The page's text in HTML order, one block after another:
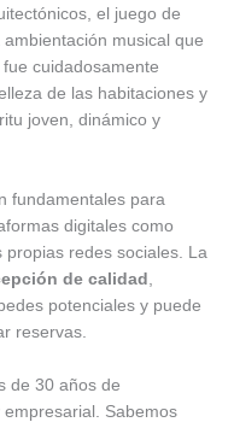
el juego de
musical que
cuidadosamente
de las habitaciones y
joven, dinámico y
fundamentales para
digitales como
propias redes sociales. La
de calidad ,
potenciales y puede
reservas.
de 30 años de
Sabemos